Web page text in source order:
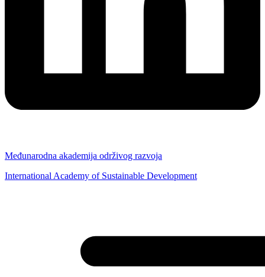
Međunarodna akademija održivog razvoja
International Academy of Sustainable Development